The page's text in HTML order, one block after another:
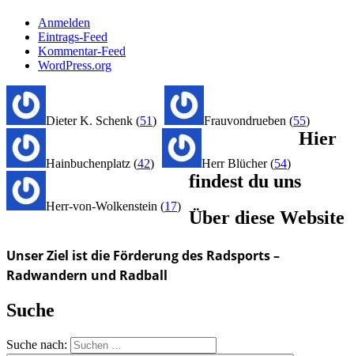
Anmelden
Eintrags-Feed
Kommentar-Feed
WordPress.org
Dieter K. Schenk (51) Frauvondrueben (55)
Hainbuchenplatz (42) Herr Blücher(54)
Herr-von-Wolkenstein (17)
Hier
findest du uns
Über diese Website
Unser Ziel ist die Förderung des Radsports –
Radwandern und Radball
Suche
Suche nach: